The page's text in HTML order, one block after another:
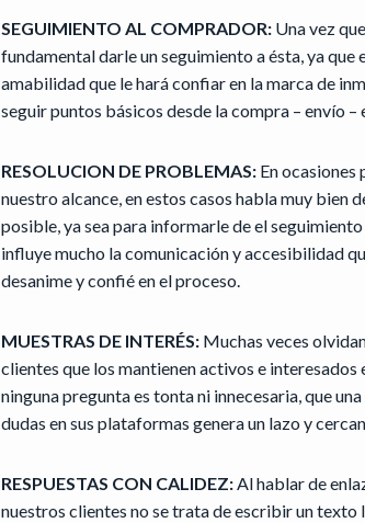
SEGUIMIENTO AL COMPRADOR: Una vez
fundamental darle un seguimiento a ésta, ya
amabilidad que le hará confiar en la marca de
seguir puntos básicos desde la compra – envío –
RESOLUCION DE PROBLEMAS: En ocasiones
nuestro alcance, en estos casos habla muy bien
posible, ya sea para informarle de el
influye mucho la comunicación y accesibilidad
desanime y confié en el proceso.
MUESTRAS DE INTERÉS: Muchas veces
clientes que los mantienen activos e
ninguna pregunta es tonta ni innecesaria, que
dudas en sus plataformas genera un lazo y
RESPUESTAS CON CALIDEZ:Al hablar de
nuestros clientes no se trata de escribir un